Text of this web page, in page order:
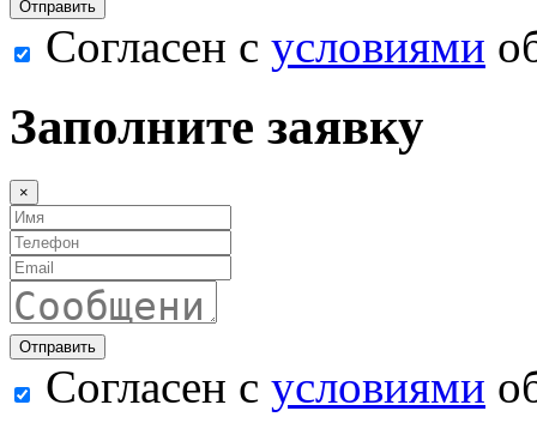
Согласен с условиями
Заполните заявку
×
Согласен с условиями